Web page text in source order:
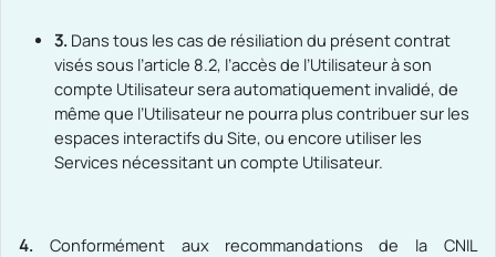
3. Dans tous les cas de résiliation du présent contrat
visés sous l’article 8.2, l’accès de l’Utilisateur à son
compte Utilisateur sera automatiquement invalidé, de
même que l’Utilisateur ne pourra plus contribuer sur les
espaces interactifs du Site, ou encore utiliser les
Services nécessitant un compte Utilisateur.
4. Conformément aux recommandations de la CNIL